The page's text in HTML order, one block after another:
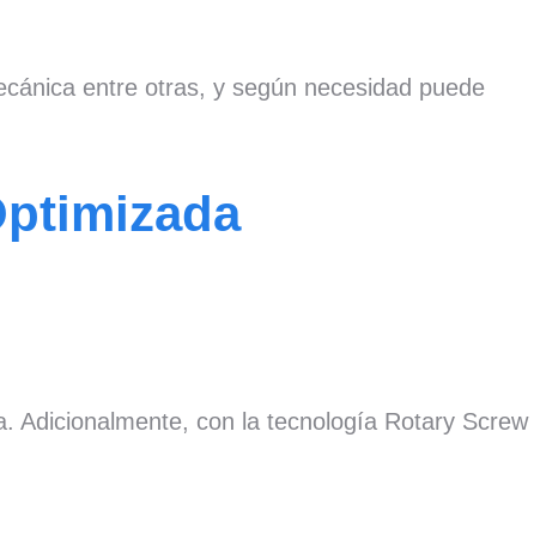
entre otras, y según necesidad puede
Adicionalmente, con la tecnología Rotary Screw